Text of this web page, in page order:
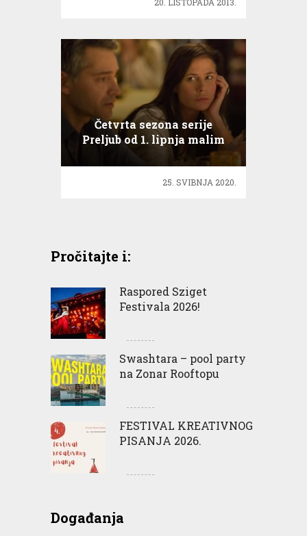
20. LISTOPADA 2013.
Četvrta sezona serije
Preljub od 1. lipnja malim
25. SVIBNJA 2020.
Pročitajte i:
Raspored Sziget
Festivala 2026!
Swashtara – pool party
na Zonar Rooftopu
FESTIVAL KREATIVNOG
PISANJA 2026.
Događanja